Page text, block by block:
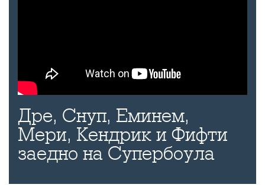
Дре, Снуп, Еминем,
Мери, Кендрик и Фифти
заедно на Супербоула